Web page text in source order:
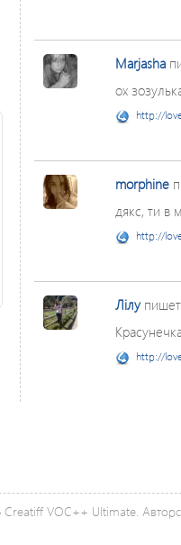
Marjasha
ох
http://
morphine
дякс, ти в
http://
Лілу
http://
VOC++ Ultimate.